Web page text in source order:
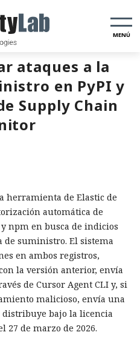
MENÚ
ataques a la
en PyPI y
Supply Chain
herramienta de Elastic de
automática de
npm en busca de indicios
de suministro. El sistema
en ambos registros,
la versión anterior, envía
de Cursor Agent CLI y, si
malicioso, envía una
distribuye bajo la licencia
27 de marzo de 2026.